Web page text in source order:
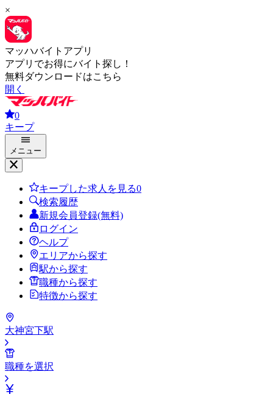
×
マッハバイトアプリ
アプリでお得にバイト探し！
無料ダウンロードはこちら
開く
0
キープ
メニュー
キープした求人を見る0
検索履歴
新規会員登録(無料)
ログイン
ヘルプ
エリアから探す
駅から探す
職種から探す
特徴から探す
大神宮下駅
職種を選択